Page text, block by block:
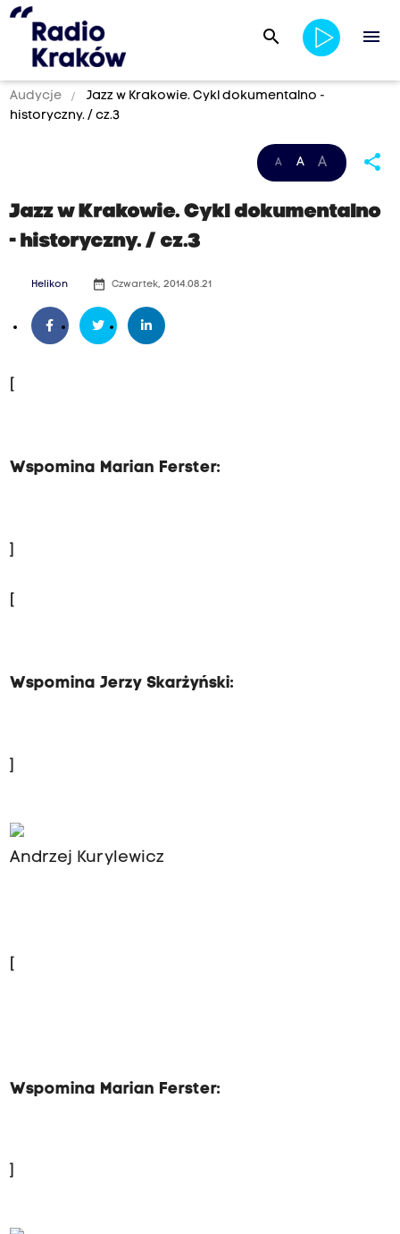
search menu
Audycje
Jazz w Krakowie. Cykl dokumentalno -
historyczny. / cz.3
A A A share
Jazz w Krakowie. Cykl dokumentalno
- historyczny. / cz.3
Helikon date_range Czwartek, 2014.08.21
[
Wspomina Marian Ferster:
Wspomina Jerzy Skarżyński:
Andrzej Kurylewicz
[
Wspomina Marian Ferster:
]